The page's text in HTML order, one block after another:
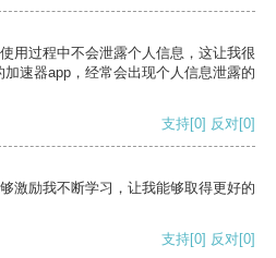
用过程中不会泄露个人信息，这让我很
速器app，经常会出现个人信息泄露的
支持[0] 反对[0]
激励我不断学习，让我能够取得更好的
支持[0] 反对[0]